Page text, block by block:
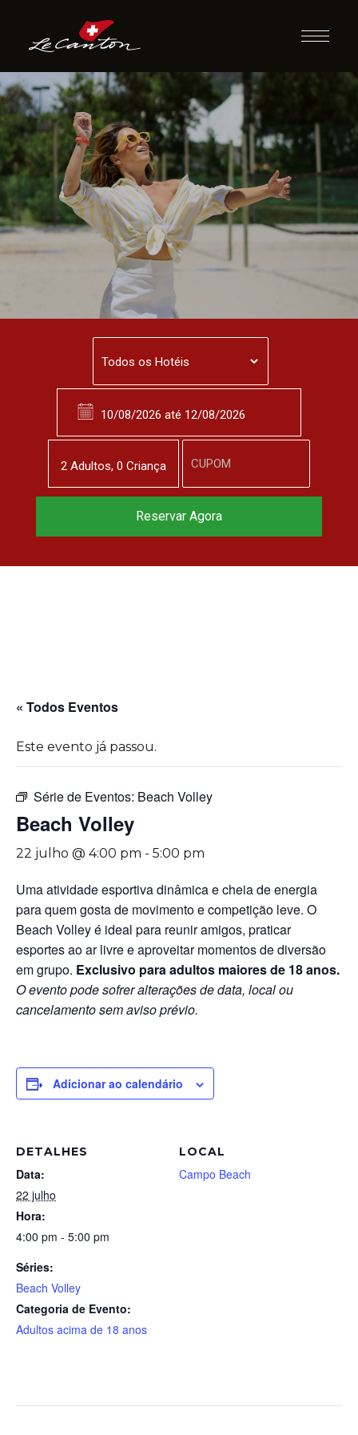
Beach Volley
« Todos Eventos
Este evento já passou.
Série de Eventos: Beach Volley
Beach Volley
22 julho @ 4:00 pm - 5:00 pm
Uma atividade esportiva dinâmica e cheia de energia
para quem gosta de movimento e competição leve. O
Beach Volley é ideal para reunir amigos, praticar
esportes ao ar livre e aproveitar momentos de diversão
em grupo. Exclusivo para adultos maiores de 18 anos.
O evento pode sofrer alterações de data, local ou
cancelamento sem aviso prévio.
Adicionar ao calendário
DETALHES
Data:
22 julho
Hora:
4:00 pm - 5:00 pm
Séries:
Beach Volley
Categoria de Evento:
Adultos acima de 18 anos
LOCAL
Campo Beach
2 Adultos, 0 Criança
Reservar Agora